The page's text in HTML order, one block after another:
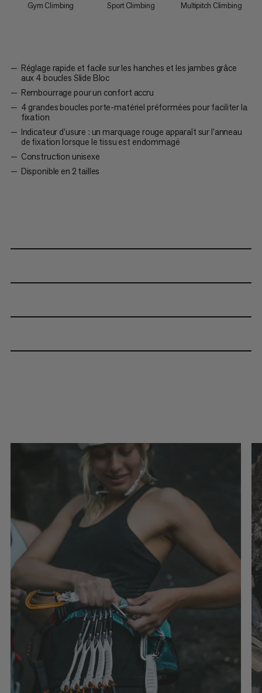
Gym Climbing Sport Climbing Multipitch Climbing
Réglage rapide et facile sur les hanches et les jambes grâce
aux 4 boucles Slide Bloc
Rembourrage pour un confort accru
4 grandes boucles porte-matériel préformées pour faciliter la
fixation
Indicateur d’usure : un marquage rouge apparaît sur l’anneau
de fixation lorsque le tissu est endommagé
Construction unisexe
Disponible en 2 tailles